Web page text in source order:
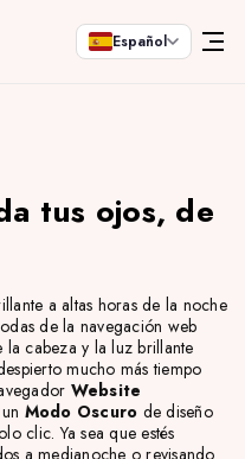
Español
tus ojos, de
a altas horas de la noche
de la navegación web
cabeza y la luz brillante
mucho más tiempo
Website
Modo Oscuro de diseño
clic. Ya sea que estés
a medianoche o revisando